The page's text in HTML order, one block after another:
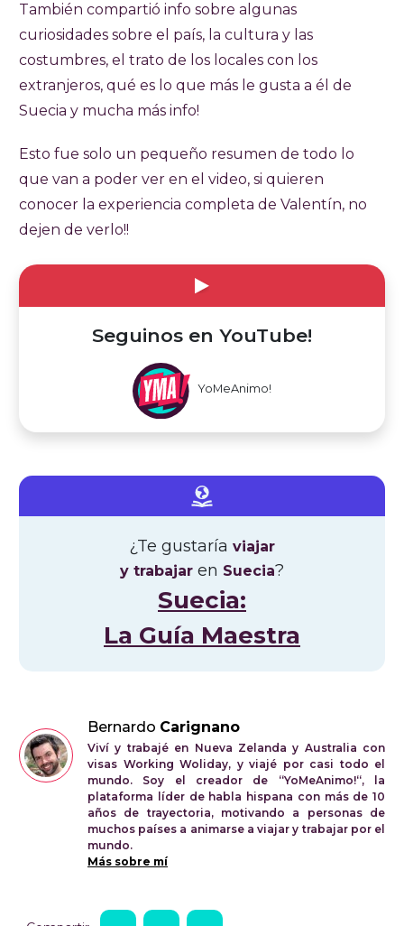
También compartió info sobre algunas
curiosidades sobre el país, la cultura y las
costumbres, el trato de los locales con los
extranjeros, qué es lo que más le gusta a él de
Suecia y mucha más info!
Esto fue solo un pequeño resumen de todo lo
que van a poder ver en el video, si quieren
conocer la experiencia completa de Valentín, no
dejen de verlo!!
Seguinos en YouTube!
YoMeAnimo!
¿Te gustaría viajar
y trabajar en Suecia?
Suecia:
La Guía Maestra
Bernardo Carignano
Viví y trabajé en Nueva Zelanda y Australia con
visas Working Woliday, y viajé por casi todo el
mundo. Soy el creador de “YoMeAnimo!“, la
plataforma líder de habla hispana con más de 10
años de trayectoria, motivando a personas de
muchos países a animarse a viajar y trabajar por el
mundo.
Más sobre mí